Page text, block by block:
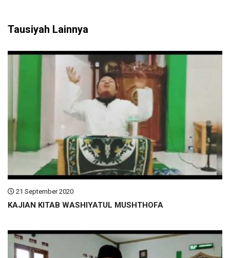
Tausiyah Lainnya
21 September 2020
KAJIAN KITAB WASHIYATUL MUSHTHOFA